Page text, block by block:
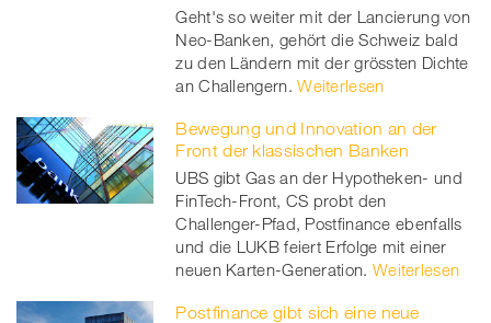
Geht's so weiter mit der Lancierung von
Neo-Banken, gehört die Schweiz bald
zu den Ländern mit der grössten Dichte
an Challengern. Weiterlesen
Bewegung und Innovation an der
Front der klassischen Banken
UBS gibt Gas an der Hypotheken- und
FinTech-Front, CS probt den
Challenger-Pfad, Postfinance ebenfalls
und die LUKB feiert Erfolge mit einer
neuen Karten-Generation. Weiterlesen
Postfinance gibt sich eine neue